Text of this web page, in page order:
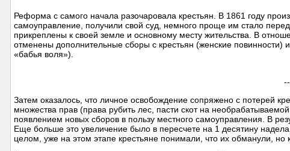
Реформа с самого начала разочаровала крестьян. В 1861 году
самоуправление, получили свой суд, немного проще им стало
прикреплены к своей земле и основному месту жительства. В
отменены дополнительные сборы с крестьян (женские
«бабья воля»).
Затем оказалось, что личное освобождение сопряжено с потерей
множества прав (права рубить лес, пасти скот на
появлением новых сборов в пользу местного самоуправления. В
Еще больше это увеличение было в пересчете на 1 десятину
целом, уже на этом этапе крестьяне понимали, что их обманули, но